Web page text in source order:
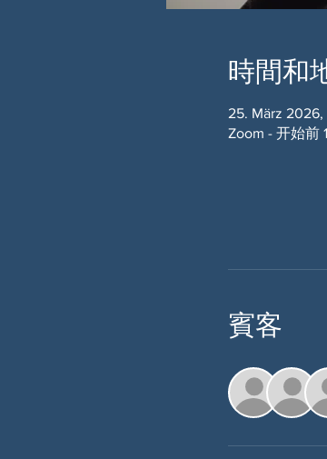
時間和
25. März
Zoom - 开始前
賓客